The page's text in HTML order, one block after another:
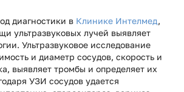
диагностики в Клинике Интелмед,
ультразвуковых лучей выявляет
Ультразвуковое исследование
и диаметр сосудов, скорость и
выявляет тромбы и определяет их
УЗИ сосудов удается